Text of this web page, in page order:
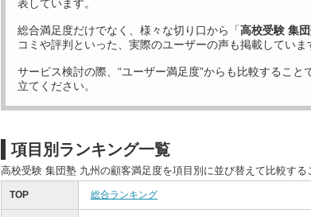
表しています。
総合満足度だけでなく、様々な切り口から「高校受験 集
コミや評判といった、実際のユーザーの声も掲載していま
サービス検討の際、“ユーザー満足度”からも比較すること
立てください。
項目別ランキング一覧
高校受験 集団塾 九州の顧客満足度を項目別に並び替えて比較する
TOP 総合ランキング